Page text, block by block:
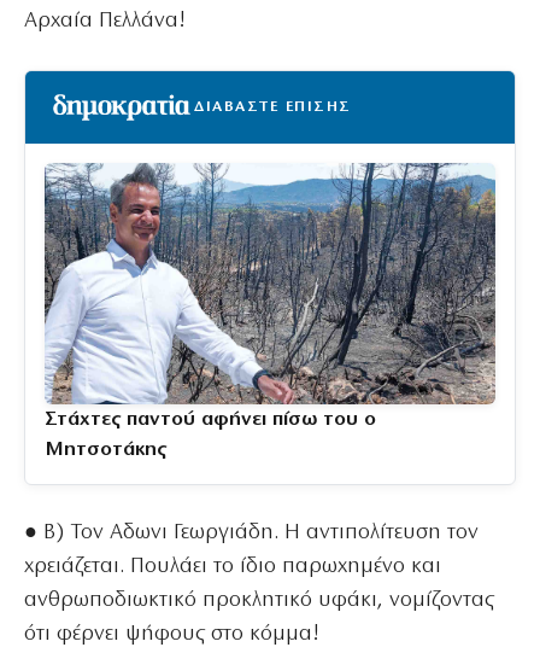
Αρχαία Πελλάνα!
ΔΙΑΒΑΣΤΕ ΕΠΙΣΗΣ
Στάχτες παντού αφήνει πίσω του ο
Μητσοτάκης
● Β) Τον Αδωνι Γεωργιάδη. Η αντιπολίτευση τον
χρειάζεται. Πουλάει το ίδιο παρωχημένο και
ανθρωποδιωκτικό προκλητικό υφάκι, νομίζοντας
ότι φέρνει ψήφους στο κόμμα!